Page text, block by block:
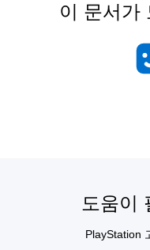
이 문서가
도움이
PlayStation